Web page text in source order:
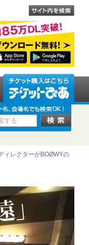
ィレクターがBOØWYの